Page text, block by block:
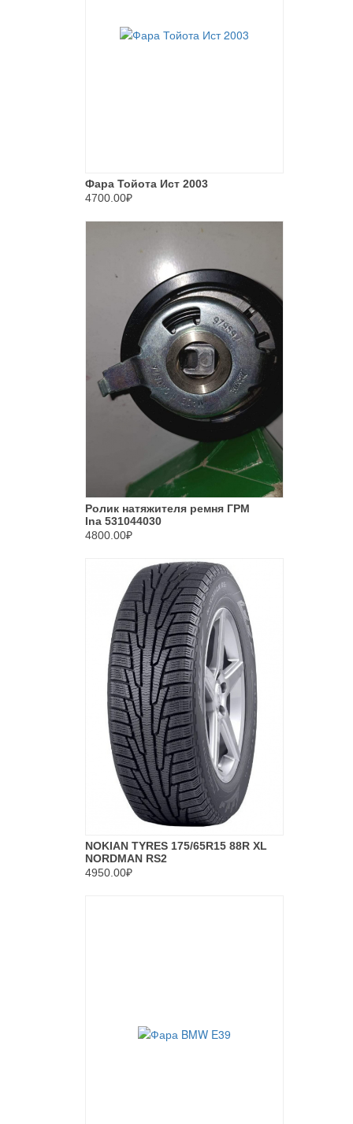
Фара Тойота Ист 2003
4700.00₽
Ролик натяжителя ремня ГРМ
Ina 531044030
4800.00₽
NOKIAN TYRES 175/65R15 88R XL
NORDMAN RS2
4950.00₽